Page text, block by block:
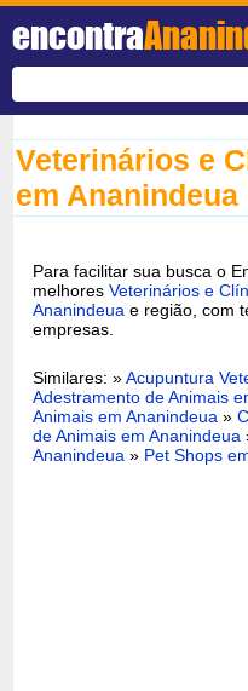
encontra
Veterinários e
em Ananindeua
Para facilitar sua busca o
melhoresVeterinários e
Ananindeua e região, com
empresas.
Similares: »Acupuntura
Adestramento de Animais
Animais em Ananindeua »
de Animais em Ananindeua
Ananindeua » Pet Shops